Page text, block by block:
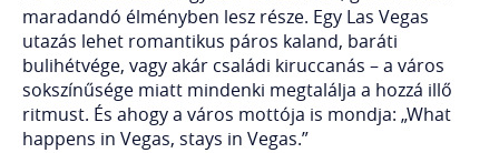
maradandó élményben lesz része. Egy Las Vegas
utazás lehet romantikus páros kaland, baráti
bulihétvége, vagy akár családi kiruccanás – a város
sokszínűsége miatt mindenki megtalálja a hozzá illő
ritmust. És ahogy a város mottója is mondja: „What
happens in Vegas, stays in Vegas.”